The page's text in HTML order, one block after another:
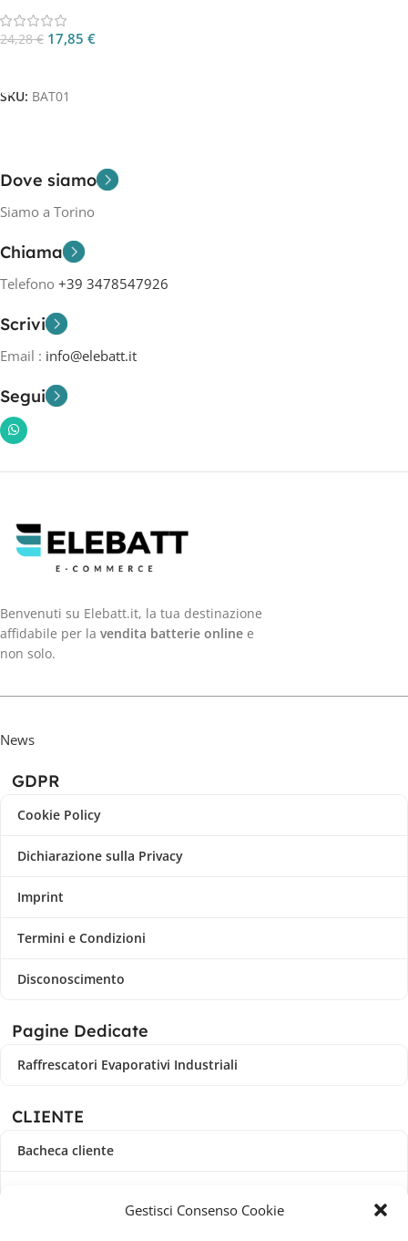
Gestisci Consenso Cookie
24,28€ 17,85 €
SKU: BAT01
Dove siamo
Siamo a Torino
Chiama
Telefono +39 3478547926
Scrivi
Email : info@elebatt.it
Segui
Benvenuti su Elebatt.it, la tua destinazione
affidabile per la vendita batterie online e
non solo.
News
GDPR
Cookie Policy
Dichiarazione sulla Privacy
Imprint
Termini e Condizioni
Disconoscimento
Pagine Dedicate
Raffrescatori Evaporativi Industriali
CLIENTE
Bacheca cliente